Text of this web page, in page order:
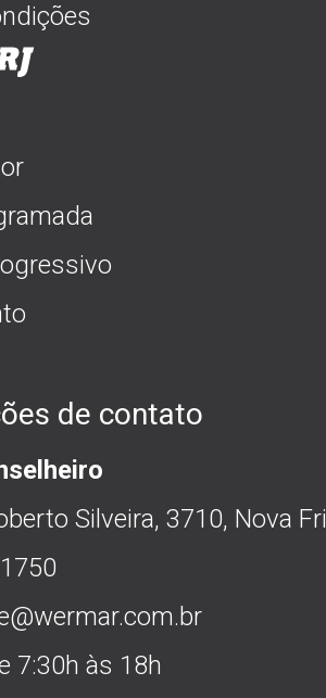
de contato
Silveira, 3710, Nova
7:30h às 18h